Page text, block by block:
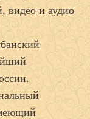
видео и аудио